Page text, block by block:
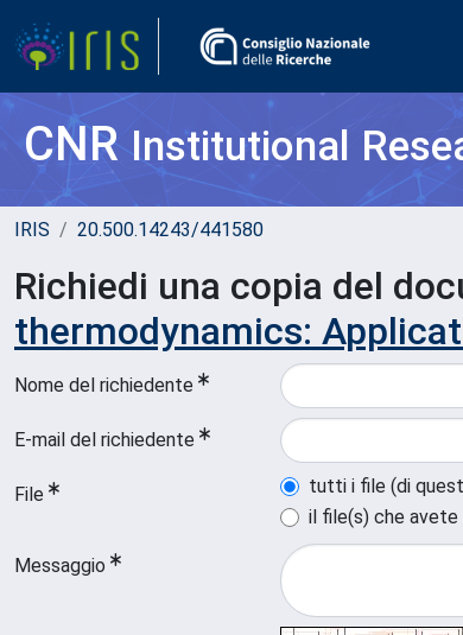
CNRInstitutional
IRIS 20.500.14243/441580
Richiedi una copia del
thermodynamics:
Nome del richiedente
E-mail del richiedente
File
tutti i file (di
il file(s) che avete
Messaggio